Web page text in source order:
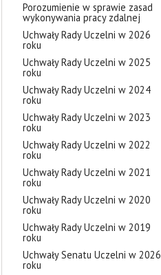
Porozumienie w sprawie zasad
wykonywania pracy zdalnej
Uchwały Rady Uczelni w 2026
roku
Uchwały Rady Uczelni w 2025
roku
Uchwały Rady Uczelni w 2024
roku
Uchwały Rady Uczelni w 2023
roku
Uchwały Rady Uczelni w 2022
roku
Uchwały Rady Uczelni w 2021
roku
Uchwały Rady Uczelni w 2020
roku
Uchwały Rady Uczelni w 2019
roku
Uchwały Senatu Uczelni w 2026
roku